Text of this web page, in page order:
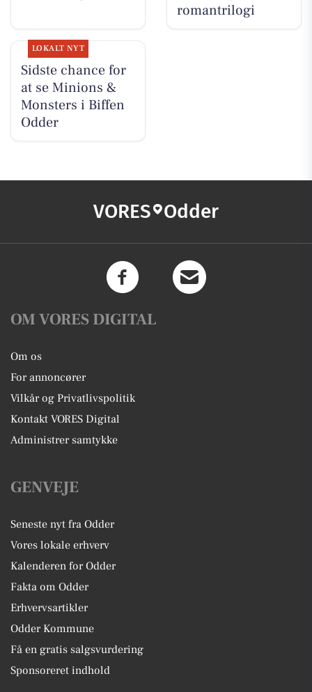
romantrilogi
LOKALT NYT
Sidste chance for
at se Minions &
Monsters i Biffen
Odder
VORES Odder
OM VORES DIGITAL
Om os
For annoncører
Vilkår og Privatlivspolitik
Kontakt VORES Digital
Administrer samtykke
GENVEJE
Seneste nyt fra Odder
Vores lokale erhverv
Kalenderen for Odder
Fakta om Odder
Erhvervsartikler
Odder Kommune
Få en gratis salgsvurdering
Sponsoreret indhold